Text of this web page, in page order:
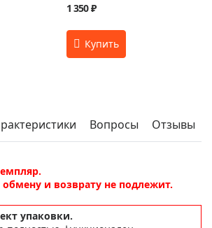
1 350 ₽
Вопросы Отзывы
и возврату не подлежит.
упаковки.